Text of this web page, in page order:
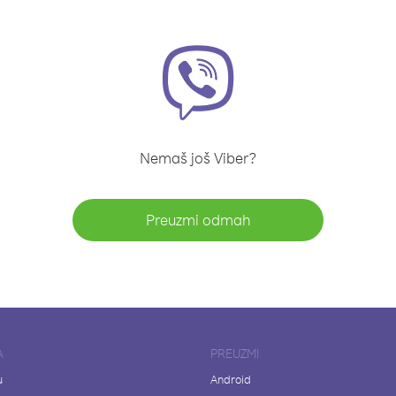
Nemaš još Viber?
Preuzmi odmah
PREUZMI
Android